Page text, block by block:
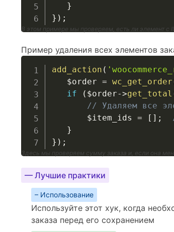
}
} ) ;
В этом примере мы проверяем, есть ли элемент с
Пример удаления всех элементов
add_action (
$order = wc_get_order
if
( $order->get_total
// Удаляем все
$item_ids
= [ ] ;
}
} ) ;
Здесь мы проверяем сумму заказа и, если она
— Лучшие практики
– Использование
Используйте этот хук, когда
заказа перед его сохранением